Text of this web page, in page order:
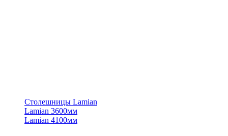
Столешницы Lamian
Lamian 3600мм
Lamian 4100мм